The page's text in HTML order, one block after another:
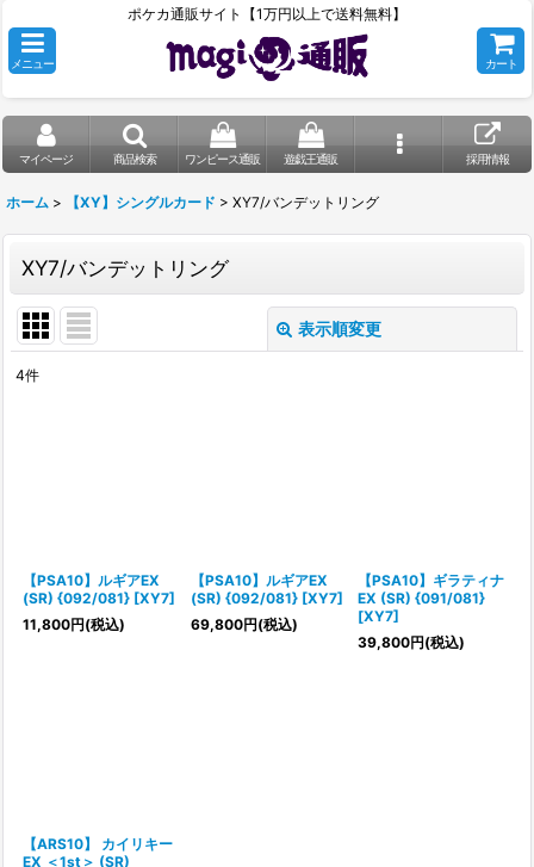
ポケカ通販サイト【1万円以上で送料無料】
メニュー カート
マイページ 商品検索 ワンピース通販 遊戯王通販 採用情報
ホーム > 【XY】シングルカード > XY7/バンデットリング
XY7/バンデットリング
表示順変更
絞り込む
4件
【PSA10】ルギアEX
(SR) {092/081} [XY7]
11,800円(税込)
【PSA10】ルギアEX
(SR) {092/081} [XY7]
69,800円(税込)
【PSA10】ギラティナ
EX (SR) {091/081}
[XY7]
39,800円(税込)
【ARS10】 カイリキー
EX ＜1st＞ (SR)